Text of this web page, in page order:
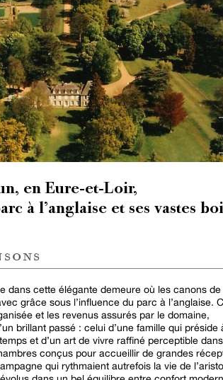
en Eure-et-Loir,
à l’anglaise et ses vastes
dans cette élégante demeure où les canons de
grâce sous l’influence du parc à l’anglaise.
et les revenus assurés par le domaine,
brillant passé : celui d’une famille qui préside
et d’un art de vivre raffiné perceptible
conçus pour accueillir de grandes
qui rythmaient autrefois la vie de